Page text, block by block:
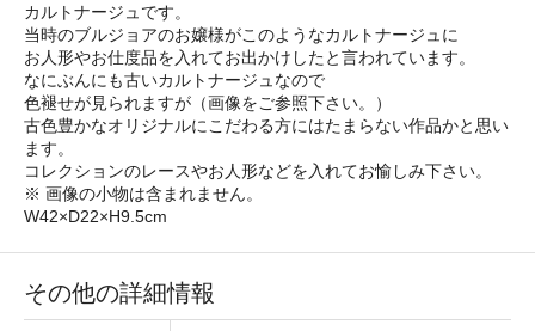
カルトナージュです。
当時のブルジョアのお嬢様がこのようなカルトナージュに
お人形やお仕度品を入れてお出かけしたと言われています。
なにぶんにも古いカルトナージュなので
色褪せが見られますが（画像をご参照下さい。）
古色豊かなオリジナルにこだわる方にはたまらない作品かと思い
ます。
コレクションのレースやお人形などを入れてお愉しみ下さい。
※ 画像の小物は含まれません。
W42×D22×H9.5cm
その他の詳細情報